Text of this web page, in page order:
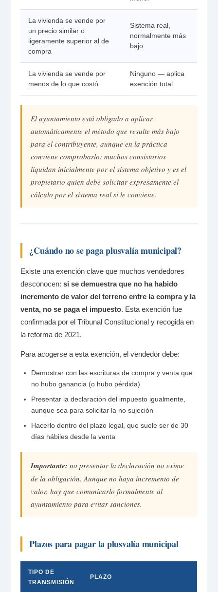
La vivienda se vende por
un precio similar o
ligeramente superior al de
compra
Sistema real,
normalmente más
bajo
La vivienda se vende por
menos de lo que costó
Ninguno — aplica
exención total
El ayuntamiento está obligado a aplicar
automáticamente el método que resulte más bajo
para el contribuyente, aunque en la práctica
conviene comprobarlo: muchos consistorios
liquidan inicialmente por el sistema objetivo y es el
propietario quien debe solicitar expresamente el
cálculo por el sistema real si le conviene.
¿Cuándo no se paga plusvalía municipal?
Existe una exención clave que muchos vendedores
desconocen:si se demuestra que no ha habido
incremento de valor del terreno entre la compra y la
venta, no se paga el impuesto. Esta exención fue
confirmada por el Tribunal Constitucional y recogida en
la reforma de 2021.
Para acogerse a esta exención, el vendedor debe:
Demostrar con las escrituras de compra y venta que
no hubo ganancia (o hubo pérdida)
Presentar la declaración del impuesto igualmente,
aunque sea para solicitar la no sujeción
Hacerlo dentro del plazo legal, que suele ser de 30
días hábiles desde la venta
Importante: no presentar la declaración no exime
de la obligación. Aunque no haya incremento de
valor, hay que comunicarlo formalmente al
ayuntamiento para evitar sanciones.
Plazos para pagar la plusvalía municipal
TIPO DE
TRANSMISIÓN
PLAZO